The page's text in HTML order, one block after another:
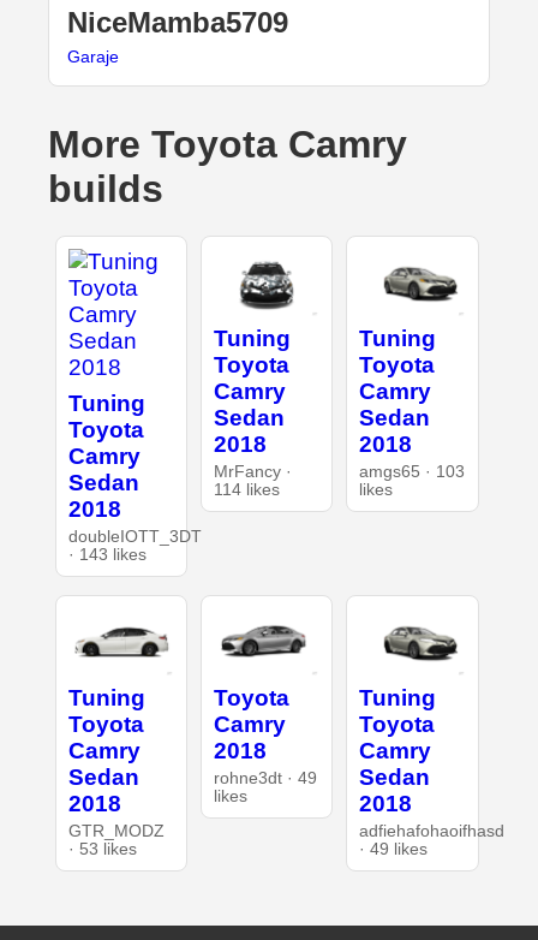
NiceMamba5709
Garaje
More Toyota Camry
builds
Tuning
Toyota
Camry
Sedan
2018
doubleIOTT_3DT
· 143 likes
Tuning
Toyota
Camry
Sedan
2018
MrFancy ·
114 likes
Tuning
Toyota
Camry
Sedan
2018
amgs65 · 103
likes
Tuning
Toyota
Camry
Sedan
2018
GTR_MODZ
· 53 likes
Toyota
Camry
2018
rohne3dt · 49
likes
Tuning
Toyota
Camry
Sedan
2018
adfiehafohaoifhasd
· 49 likes